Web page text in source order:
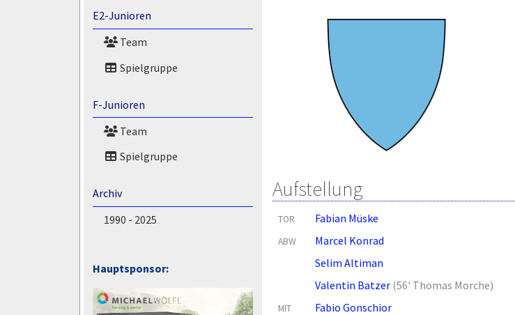
E2-Junioren
Team
Spielgruppe
F-Junioren
Team
Spielgruppe
Archiv
1990 - 2025
Hauptsponsor:
Aufstellung
TOR Fabian Müske
ABW
Marcel Konrad
Selim Altiman
Valentin Batzer (56' Thomas Morche)
MIT
Fabio Gonschior